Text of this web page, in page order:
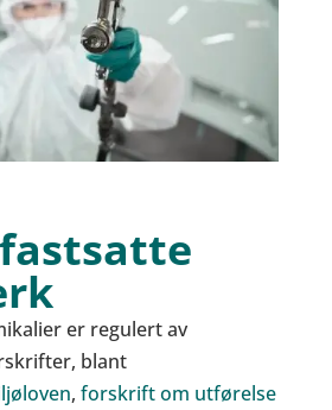
er regulert av
blant
, forskrift om utførelse